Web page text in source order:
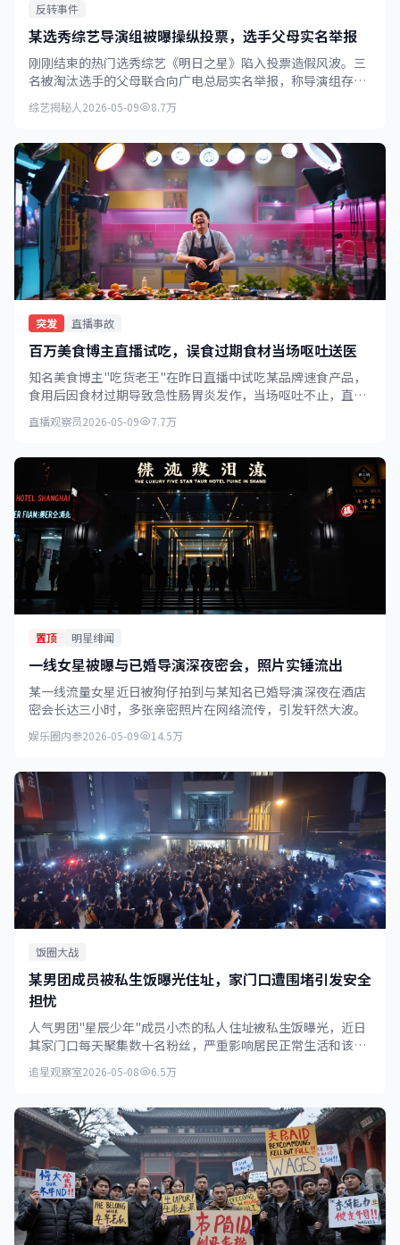
反转事件
某选秀综艺导演组被曝操纵投票，选手父母实名举报
刚刚结束的热门选秀综艺《明日之星》陷入投票造假风波。三
名被淘汰选手的父母联合向广电总局实名举报，称导演组存在
严重操纵投票数据的行为。
综艺揭秘人 2026-05-09 8.7万
突发 直播事故
百万美食博主直播试吃，误食过期食材当场呕吐送医
知名美食博主"吃货老王"在昨日直播中试吃某品牌速食产品，
食用后因食材过期导致急性肠胃炎发作，当场呕吐不止，直播
被迫中断并紧急送医。
直播观察员2026-05-09 7.7万
置顶 明星绯闻
一线女星被曝与已婚导演深夜密会，照片实锤流出
某一线流量女星近日被狗仔拍到与某知名已婚导演深夜在酒店
密会长达三小时，多张亲密照片在网络流传，引发轩然大波。
娱乐圈内参2026-05-09 14.5万
饭圈大战
某男团成员被私生饭曝光住址，家门口遭围堵引发安全
担忧
人气男团"星辰少年"成员小杰的私人住址被私生饭曝光，近日
其家门口每天聚集数十名粉丝，严重影响居民正常生活和该成
员的人身安全。
追星观察室2026-05-08 6.5万